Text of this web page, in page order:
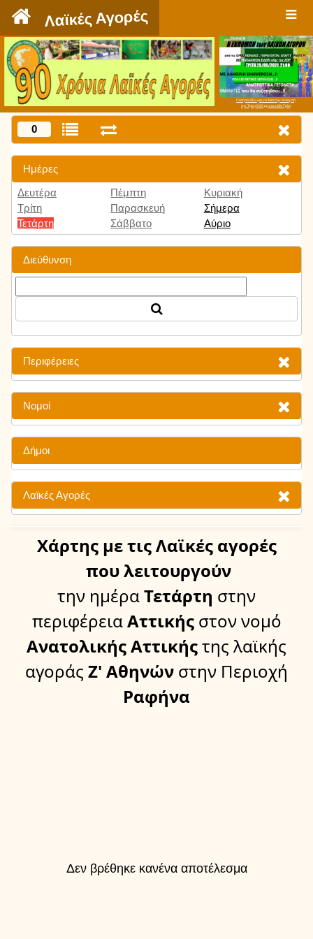
Λαϊκές Αγορές
Πατήστε εδώ για να δείτε την εκπομπή
την Τρίτη 9:00 μμ και κάθε Τρίτη
0
Ημέρες
Δευτέρα
Τρίτη
Τετάρτη
Πέμπτη
Παρασκευή
Σάββατο
Κυριακή
Σήμερα
Αύριο
Διεύθυνση
Περιφέρειες
Νομοί
Δήμοι
Λαϊκές Αγορές
Χάρτης με τις Λαϊκές αγορές
που λειτουργούν
την ημέραΤετάρτη στην
περιφέρειαΑττικής στον νομό
Ανατολικής Αττικήςτης λαϊκής
αγοράς Ζ' Αθηνών στην Περιοχή
Ραφήνα
Δεν βρέθηκε κανένα αποτέλεσμα